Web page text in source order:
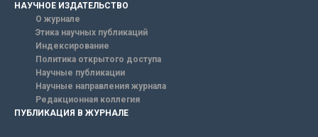
НАУЧНОЕ ИЗДАТЕЛЬСТВО
О журнале
Этика научных публикаций
Индексирование
Политика открытого доступа
Научные публикации
Научные направления журнала
Редакционная коллегия
ПУБЛИКАЦИЯ В ЖУРНАЛЕ